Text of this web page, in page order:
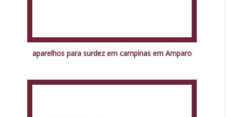
aparelhos para surdez em campinas em Amparo